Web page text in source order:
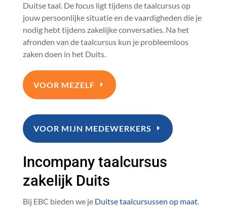
Duitse taal. De focus ligt tijdens de taalcursus op
jouw persoonlijke situatie en de vaardigheden die je
nodig hebt tijdens zakelijke conversaties. Na het
afronden van de taalcursus kun je probleemloos
zaken doen in het Duits.
VOOR MEZELF
VOOR MIJN MEDEWERKERS
Incompany taalcursus
zakelijk Duits
Bij EBC bieden we je Duitse taalcursussen op maat.